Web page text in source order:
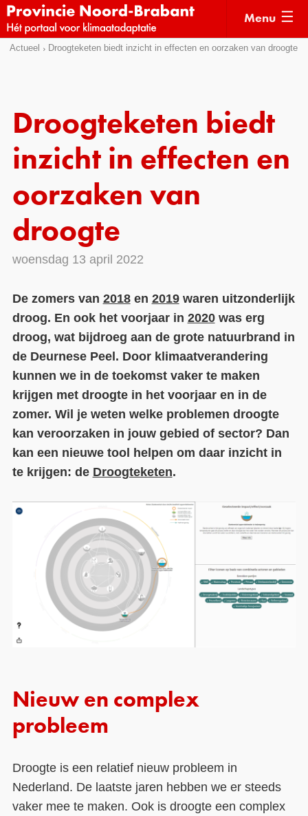
Sla
naar
menu
naar
pagina
Menu
Actueel Droogteketen biedt inzicht in effecten en oorzaken van droogte
Droogteketen biedt
inzicht in effecten en
oorzaken van
droogte
woensdag 13 april 2022
De zomers van 2018en 2019waren uitzonderlijk
droog. En ook het voorjaar in 2020was erg
droog, wat bijdroeg aan de grote natuurbrand in
de Deurnese Peel. Door klimaatverandering
kunnen we in de toekomst vaker te maken
krijgen met droogte in het voorjaar en in de
zomer. Wil je weten welke problemen droogte
kan veroorzaken in jouw gebied of sector? Dan
kan een nieuwe tool helpen om daar inzicht in
te krijgen: de Droogteketen.
Nieuw en complex
probleem
Droogte is een relatief nieuw probleem in
Nederland. De laatste jaren hebben we er steeds
vaker mee te maken. Ook is droogte een complex
Actueel
Klimaatverhalen
Hulpmiddelen
Voorbeelden
Monitoring
Contact
Over ons
LIFE-IP Klimaatadaptatie
Weerbaar Dommelland